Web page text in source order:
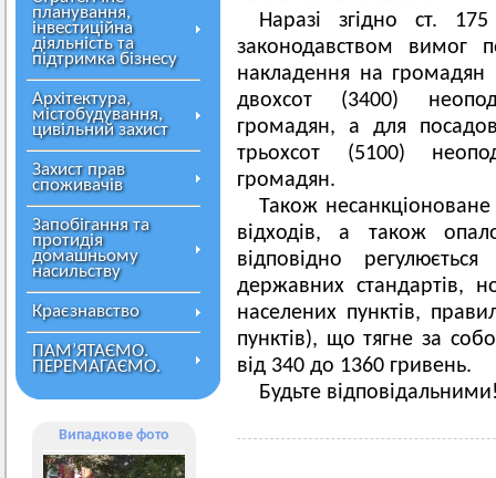
планування,
інвестиційна
діяльність та
підтримка бізнесу
Архітектура,
містобудування,
цивільний захист
Захист прав
споживачів
Запобігання та
протидія
домашньому
насильству
Краєзнавство
ПАМ’ЯТАЄМО.
ПЕРЕМАГАЄМО.
Випадкове фото
Наразі згідно ст.
законодавством вимог
накладення на громадян
двохсот (3400)
громадян, а для
трьохсот (5100)
громадян.
Також
відходів, а також
відповідно
державних стандартів,
населених пунктів,
пунктів), що тягне за
від 340 до 1360 гривень.
Будьте